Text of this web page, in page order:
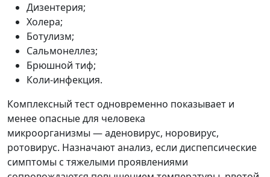
Дизентерия;
Холера;
Ботулизм;
Сальмонеллез;
Брюшной тиф;
Коли-инфекция.
Комплексный тест одновременно показывает и
менее опасные для человека
микроорганизмы — аденовирус, норовирус,
ротовирус. Назначают анализ, если диспепсические
симптомы с тяжелыми проявлениями